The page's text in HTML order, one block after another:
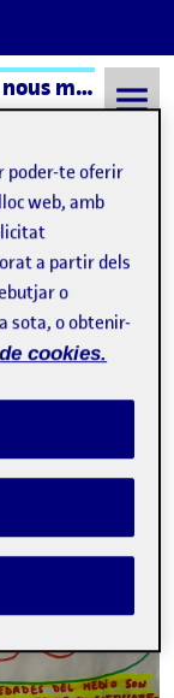
Seminari de cultura visual i nous mitjans – Aula 1
: tres mapas
de entender el
poder-te oferir
web, amb
a partir dels
o
sota, o obtenir-
cookies.